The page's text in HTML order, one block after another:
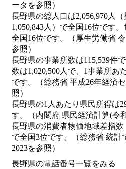
ータを参照）
長野県の総人口は2,056,970人（
1,050,843人）で全国16位です
全国16位です。（厚生労働省
参照）
長野県の事業所数は115,539件
数は1,020,500人で、1事業所あ
です。（総務省 平成26年経済
照）
長野県の1人あたり県民所得は
す。（内閣府 県民経済計算(令
長野県の消費者物価地域差指
で全国3位です。（総務省 統計
2023を参照）
長野県の電話番号一覧をみる